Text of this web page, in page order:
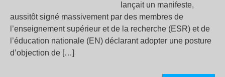
lançait un manifeste,
aussitôt signé massivement par des membres de
l’enseignement supérieur et de la recherche (ESR) et de
l’éducation nationale (EN) déclarant adopter une posture
d’objection de […]